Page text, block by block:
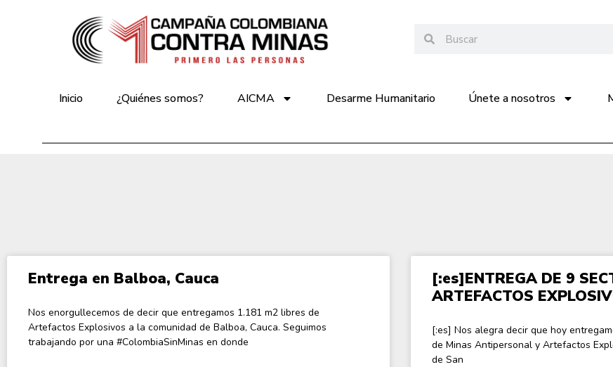
Inicio ¿Quiénes somos? AICMA Desarme Humanitario Únete a nosotros
Entrega en Balboa, Cauca
Nos enorgullecemos de decir que entregamos 1.181 m2 libres de
Artefactos Explosivos a la comunidad de Balboa, Cauca. Seguimos
trabajando por una #ColombiaSinMinas en donde
[:es]ENTREGA DE 9
ARTEFACTOS
[:es] Nos alegra decir que hoy
de Minas Antipersonal y Artefactos
de San